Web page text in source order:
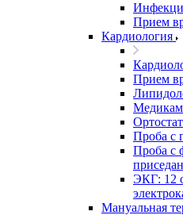
Прием
Кардиология
Прием
Проба с
Проба с
ЭКГ: 12
Мануальная